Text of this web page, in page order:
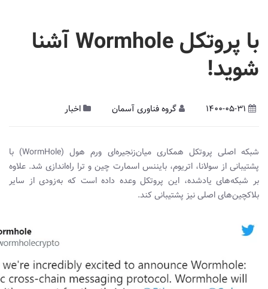
با پروتکل Wormhole آشنا
شوید!
1400-05-31 گروه فناوری آسمان اخبار
شبکه اصلی پروتکل همکاری میان‌زنجیره‌ای ورم هول (WormHole) با
پشتیبانی از سولانا، اتریوم، بایننس اسمارت چین و ترا راه‌اندازی شد. علاوه
بر شبکه‌های یادشده، این پروتکل وعده داده است که به‌زودی از سایر
بلاکچین‌های اصلی نیز پشتیبانی کند.